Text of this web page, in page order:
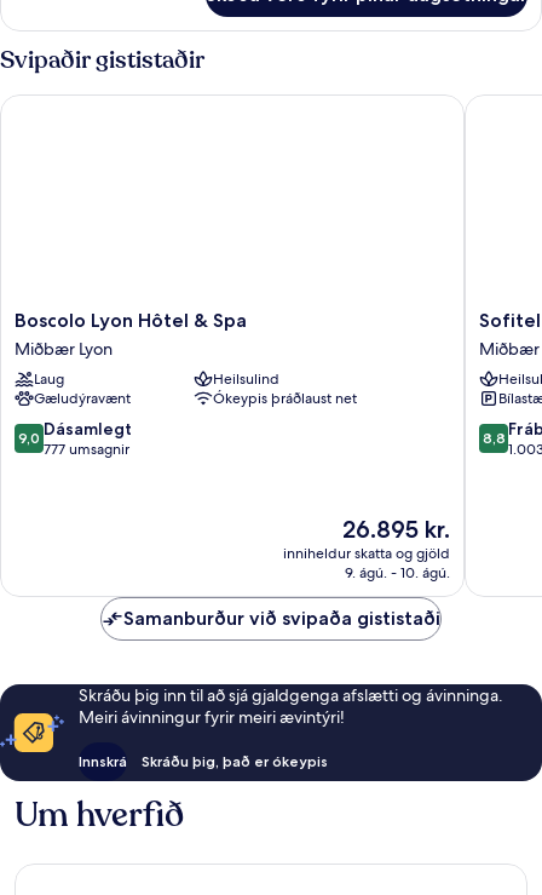
-
tvíbreitt
Svipaðir gististaðir
Boscolo
Lyon
Hôtel
&
Spa
Miðbær
Lyon
Boscolo Lyon Hôtel & Spa
Miðbær Lyon
Laug
Heilsulind
Gæludýravænt
Ókeypis þráðlaust net
9.0
af
9,0 Dásamlegt
777 umsagnir
Verðið
er
26.895 kr.
26.895 kr.
inniheldur skatta og gjöld
9. ágú. - 10. ágú.
Boscolo Lyon Hôtel & Spa
Sofitel
Lyon
Miðbær
Lyon
Sofitel
Miðbær
8.8
af
8,8
Sofitel
Samanburður við svipaða gististaði
Skráðu þig inn til að sjá gjaldgenga afslætti og ávinninga.
Meiri ávinningur fyrir meiri ævintýri!
Innskrá Skráðu þig, það er ókeypis
Um hverfið